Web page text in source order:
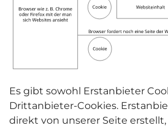
Es gibt sowohl Erstanbieter
Drittanbieter-Cookies.
direkt von unserer Seite